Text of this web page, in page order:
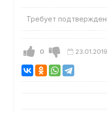
Требует
0 23.01.2019